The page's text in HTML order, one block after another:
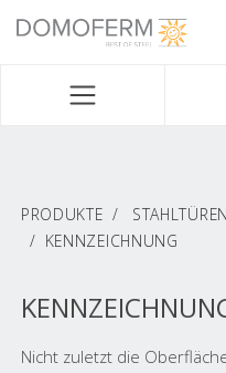
DOMOFERM
PRODUKTE STAHLTÜREN
KENNZEICHNUNG
Nicht zuletzt die